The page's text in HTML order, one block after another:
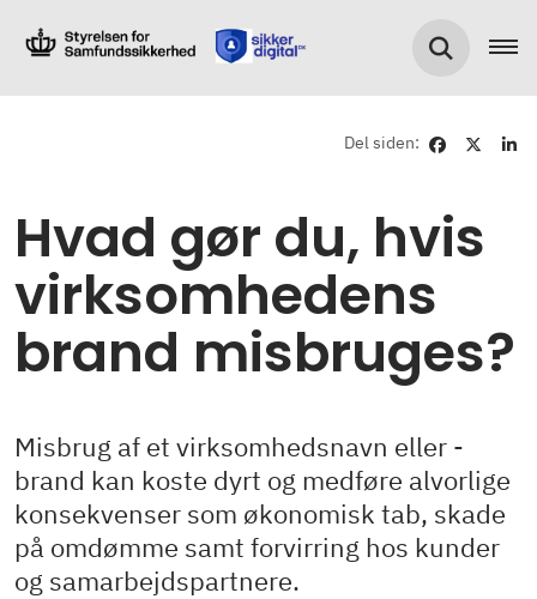
Del siden:
Hvad gør du, hvis
virksomhedens
brand misbruges?
Misbrug af et virksomhedsnavn eller -
brand kan koste dyrt og medføre alvorlige
konsekvenser som økonomisk tab, skade
på omdømme samt forvirring hos kunder
og samarbejdspartnere.